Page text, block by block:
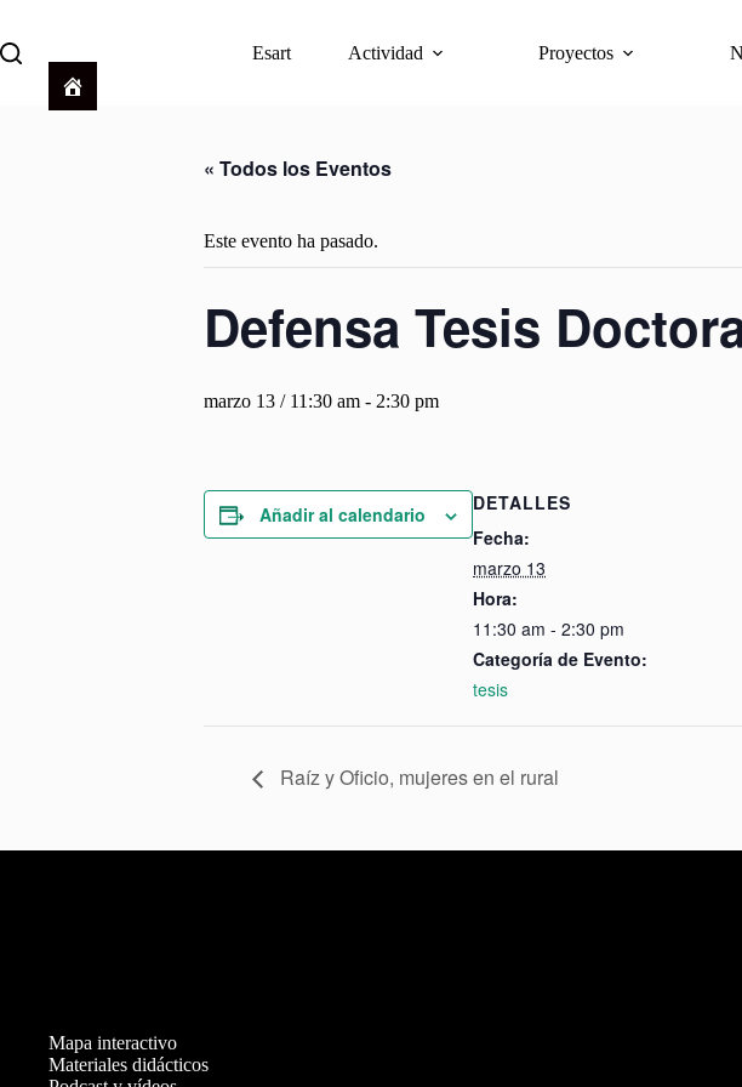
contenido
Esart Actividad Proyectos
« Todos los Eventos
Este evento ha pasado.
Defensa Tesis
marzo 13 / 11:30 am - 2:30 pm
Añadir al calendario
DETALLES
Fecha:
marzo 13
Hora:
11:30 am - 2:30 pm
Categoría de Evento:
tesis
Raíz y Oficio, mujeres en el rural
Mapa interactivo
Materiales didácticos